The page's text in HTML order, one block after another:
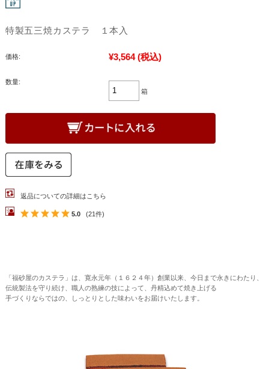
特製五三焼カステラ １本入
価格: ¥3,564 (税込)
数量:
箱
返品についての詳細はこちら
5.0 (21件)
「福砂屋のカステラ」は、寛永元年（１６２４年）創業以来、今日まで永きにわたり、
伝統製法を守り続け、職人の熟練の技によって、丹精込めて焼き上げる
手づくりならではの、しっとりとした味わいをお届けいたします。